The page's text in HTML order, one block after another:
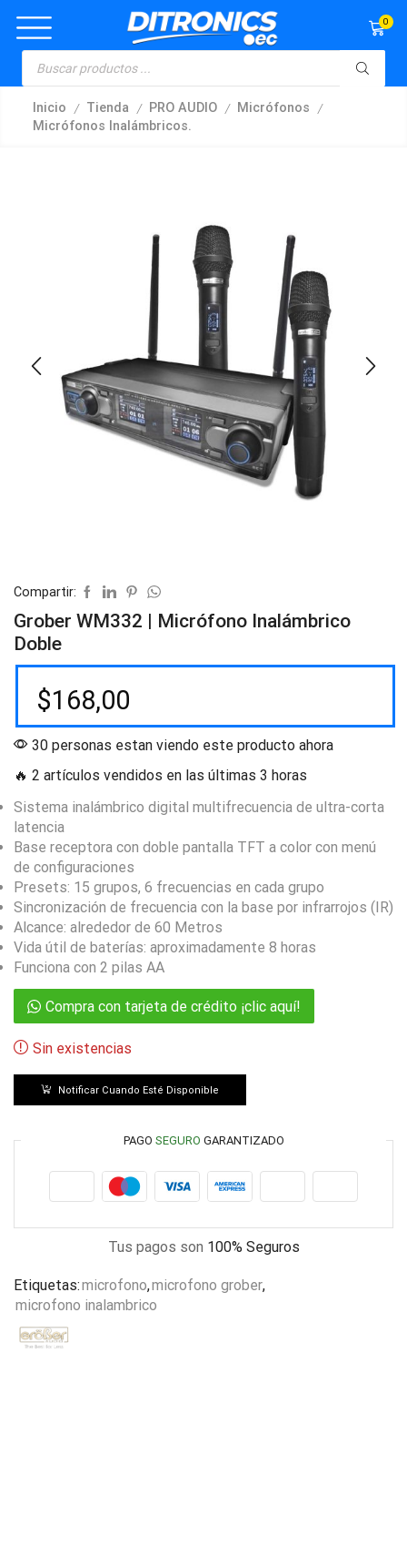
0
Inicio / Tienda / PRO AUDIO / Micrófonos /
Micrófonos Inalámbricos.
Compartir:
Grober WM332 | Micrófono Inalámbrico
Doble
$168,00
30 personas estan viendo este producto ahora
🔥 2 artículos vendidos en las últimas 3 horas
Sistema inalámbrico digital multifrecuencia de ultra-corta
latencia
Base receptora con doble pantalla TFT a color con menú
de configuraciones
Presets: 15 grupos, 6 frecuencias en cada grupo
Sincronización de frecuencia con la base por infrarrojos (IR)
Alcance: alrededor de 60 Metros
Vida útil de baterías: aproximadamente 8 horas
Funciona con 2 pilas AA
Compra con tarjeta de crédito ¡clic aquí!
Sin existencias
Notificar Cuando Esté Disponible
PAGO SEGURO GARANTIZADO
Tus pagos son 100% Seguros
Etiquetas:microfono,microfono grober,
microfono inalambrico